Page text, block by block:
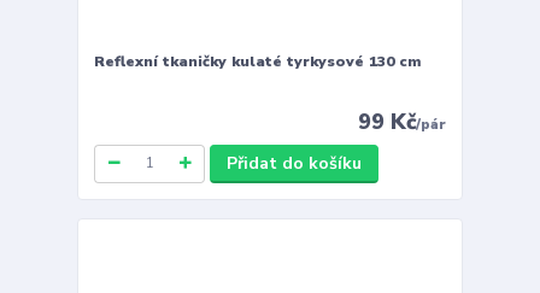
Reflexní tkaničky kulaté tyrkysové 130 cm
99 Kč/pár
Přidat do košíku